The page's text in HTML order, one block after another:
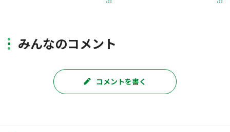
みんなのコメント
コメントを書く